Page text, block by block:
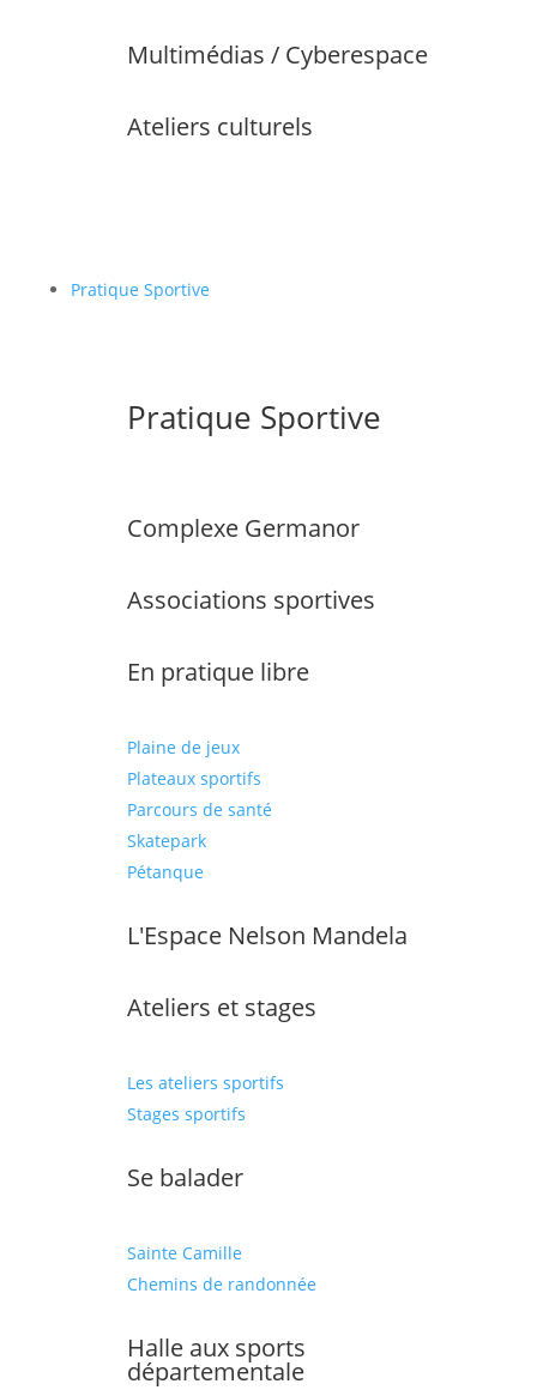
Multimédias / Cyberespace
Ateliers culturels
Pratique Sportive
Pratique Sportive
Complexe Germanor
Associations sportives
En pratique libre
Plaine de jeux
Plateaux sportifs
Parcours de santé
Skatepark
Pétanque
L'Espace Nelson Mandela
Ateliers et stages
Les ateliers sportifs
Stages sportifs
Se balader
Sainte Camille
Chemins de randonnée
Halle aux sports
départementale